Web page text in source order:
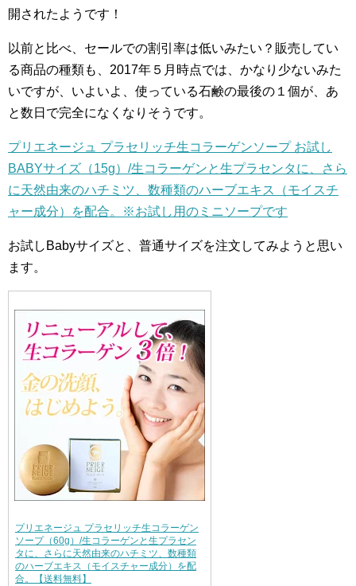
開されたようです！
以前と比べ、セールでの割引率は低いみたい？販売してい
る商品の種類も、2017年５月時点では、かなり少ないみた
いですが、いよいよ、使っている石鹸の最後の１個が、あ
と数日で完全になくなりそうです。
プリエネージュ プラセリッチ生コラーゲンソープ お試し
BABYサイズ（15g）/生コラーゲンと生プラセンタに、さら
に天然由来のハチミツ、数種類のハーブエキス（モイスチ
ャー成分）を配合。※お試し用のミニソープです
お試しBabyサイズと、普通サイズを注文してみようと思い
ます。
プリエネージュ プラセリッチ生コラーゲン
ソープ（60g）/生コラーゲンと生プラセン
タに、さらに天然由来のハチミツ、数種類
のハーブエキス（モイスチャー成分）を配
合。【送料無料】